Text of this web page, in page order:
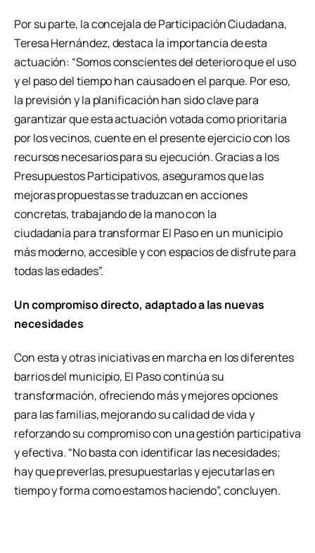
Por su parte, la concejala de Participación Ciudadana,
Teresa Hernández, destaca la importancia de esta
actuación: “Somos conscientes del deterioro que el uso
y el paso del tiempo han causado en el parque. Por eso,
la previsión y la planificación han sido clave para
garantizar que esta actuación votada como prioritaria
por los vecinos, cuente en el presente ejercicio con los
recursos necesarios para su ejecución. Gracias a los
Presupuestos Participativos, aseguramos que las
mejoras propuestas se traduzcan en acciones
concretas, trabajando de la mano con la
ciudadanía para transformar El Paso en un municipio
más moderno, accesible y con espacios de disfrute para
todas las edades”.
Un compromiso directo, adaptado a las nuevas
necesidades
Con esta y otras iniciativas en marcha en los diferentes
barrios del municipio, El Paso continúa su
transformación, ofreciendo más y mejores opciones
para las familias, mejorando su calidad de vida y
reforzando su compromiso con una gestión participativa
y efectiva. “No basta con identificar las necesidades;
hay que preverlas, presupuestarlas y ejecutarlas en
tiempo y forma como estamos haciendo”, concluyen.